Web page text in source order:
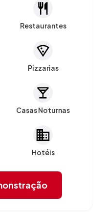
Restaurantes
Pizzarias
Casas Noturnas
Hotéis